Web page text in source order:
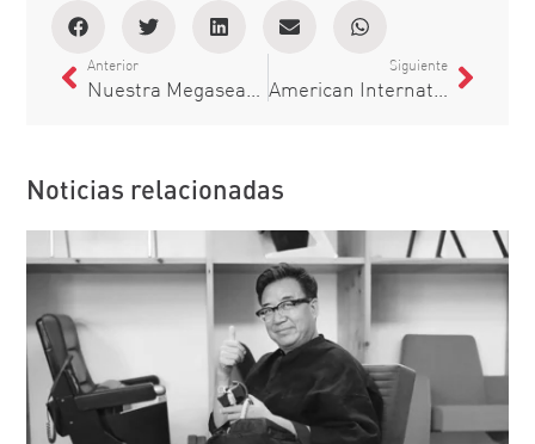
Anterior Siguiente
Noticias relacionadas